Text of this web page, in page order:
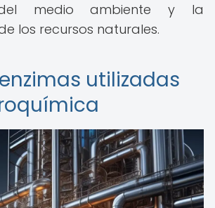
medio ambiente y la
los recursos naturales.
utilizadas